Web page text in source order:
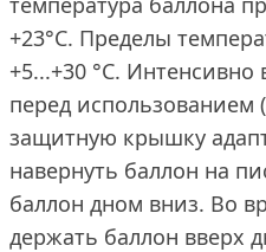
+23°C. Пределы
+5...+30 °C. Интенсивно
перед использованием
защитную крышку
навернуть баллон на
баллон дном вниз. Во
держать баллон вверх